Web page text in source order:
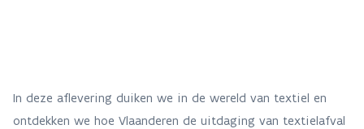
In deze aflevering duiken we in de wereld van textiel en
ontdekken we hoe Vlaanderen de uitdaging van textielafval